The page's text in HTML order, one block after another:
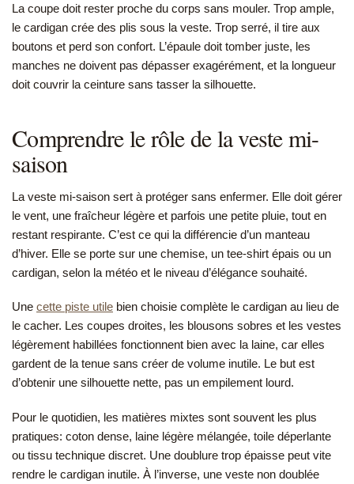
La coupe doit rester proche du corps sans mouler. Trop ample,
le cardigan crée des plis sous la veste. Trop serré, il tire aux
boutons et perd son confort. L’épaule doit tomber juste, les
manches ne doivent pas dépasser exagérément, et la longueur
doit couvrir la ceinture sans tasser la silhouette.
Comprendre le rôle de la veste mi-
saison
La veste mi-saison sert à protéger sans enfermer. Elle doit gérer
le vent, une fraîcheur légère et parfois une petite pluie, tout en
restant respirante. C’est ce qui la différencie d’un manteau
d’hiver. Elle se porte sur une chemise, un tee-shirt épais ou un
cardigan, selon la météo et le niveau d’élégance souhaité.
Une cette piste utile bien choisie complète le cardigan au lieu de
le cacher. Les coupes droites, les blousons sobres et les vestes
légèrement habillées fonctionnent bien avec la laine, car elles
gardent de la tenue sans créer de volume inutile. Le but est
d’obtenir une silhouette nette, pas un empilement lourd.
Pour le quotidien, les matières mixtes sont souvent les plus
pratiques: coton dense, laine légère mélangée, toile déperlante
ou tissu technique discret. Une doublure trop épaisse peut vite
rendre le cardigan inutile. À l’inverse, une veste non doublée